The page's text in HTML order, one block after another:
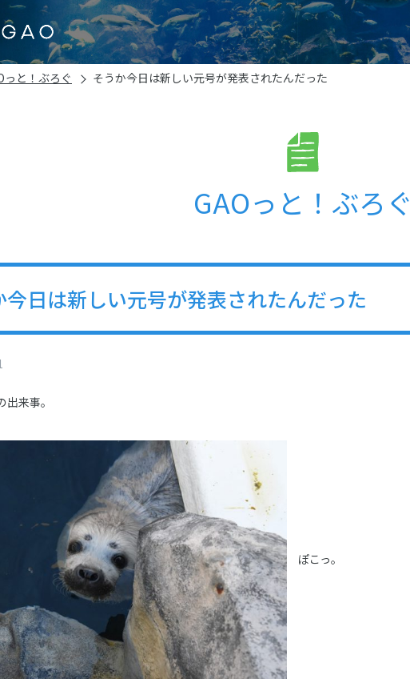
っと！ぶろぐ そうか今日は新しい元号が発表されたんだった
GAOっと！ぶろぐ
今日は新しい元号が発表されたんだった
来事。
ぽこっ。